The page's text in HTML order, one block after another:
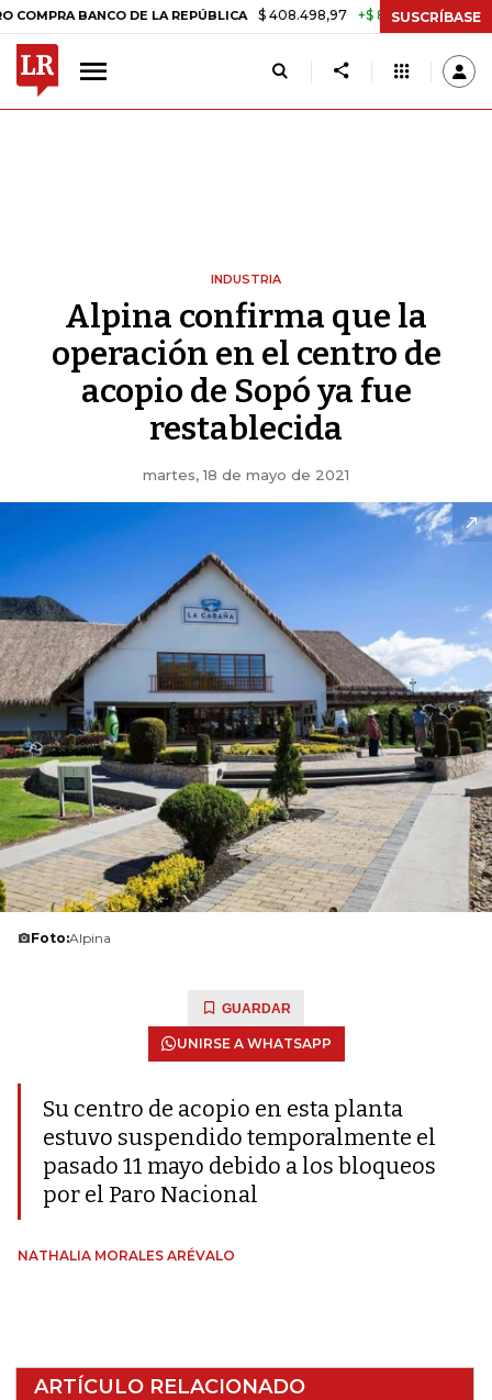
BANCO DE LA REPÚBLICA $ 408.498,97 +$ 8.753,81 +2,19%
SUSCRÍBASE
INDUSTRIA
Alpina confirma que la
operación en el centro de
acopio de Sopó ya fue
restablecida
martes, 18 de mayo de 2021
Foto:Alpina
GUARDAR
UNIRSE A WHATSAPP
Su centro de acopio en esta planta
estuvo suspendido temporalmente el
pasado 11 mayo debido a los bloqueos
por el Paro Nacional
NATHALIA MORALES ARÉVALO
ARTÍCULO RELACIONADO